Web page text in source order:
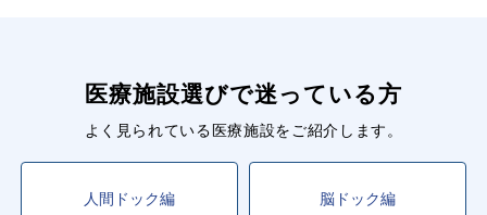
医療施設選びで迷っている方
よく見られている医療施設をご紹介します。
人間ドック編 脳ドック編